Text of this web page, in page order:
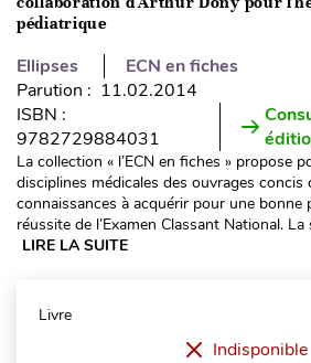
pédiatrique
Ellipses
ECN en fiches
Parution : 11.02.2014
ISBN :
9782729884031
La collection « l’ECN en fiches » propose
disciplines médicales des ouvrages concis
connaissances à acquérir pour une bonne
réussite de l’Examen Classant National.
LIRE LA SUITE
Livre
Indisponible